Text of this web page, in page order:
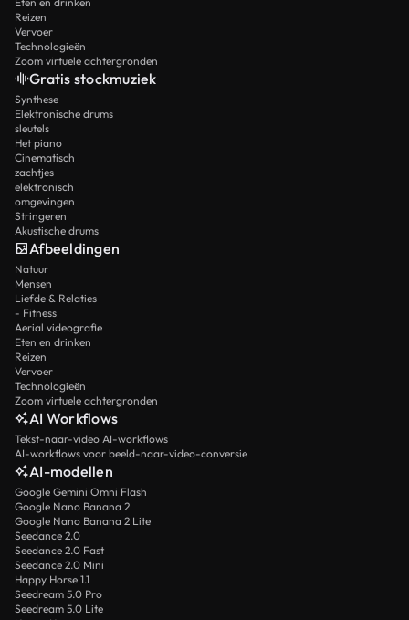
Reizen
Vervoer
Technologieën
Zoom virtuele achtergronden
Gratis stockmuziek
Synthese
Elektronische drums
sleutels
Het piano
Cinematisch
zachtjes
elektronisch
omgevingen
Stringeren
Akustische drums
Afbeeldingen
Natuur
Mensen
Liefde & Relaties
- Fitness
Aerial videografie
Eten en drinken
Reizen
Vervoer
Technologieën
Zoom virtuele achtergronden
AI Workflows
Tekst-naar-video AI-workflows
AI-workflows voor beeld-naar-video-conversie
AI-modellen
Google Gemini Omni Flash
Google Nano Banana 2
Google Nano Banana 2 Lite
Seedance 2.0
Seedance 2.0 Fast
Seedance 2.0 Mini
Happy Horse 1.1
Seedream 5.0 Pro
Seedream 5.0 Lite